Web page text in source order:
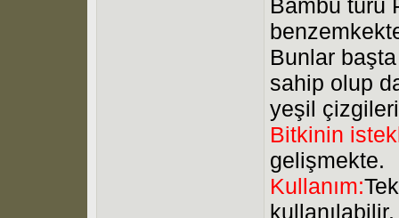
Bambu türü
Bunlar
sahip olup
yeşil
Bitkinin
gelişmekte.
Kullanım:
kullanılabilir.